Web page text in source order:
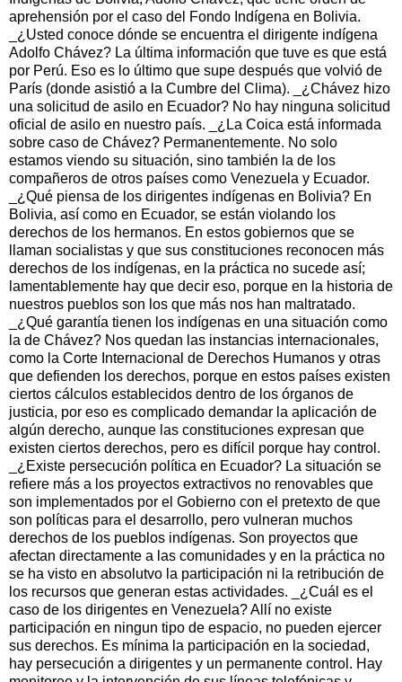
aprehensión por el caso del Fondo Indígena en Bolivia. ​
_¿Usted conoce dónde se encuentra el dirigente indígena
Adolfo Chávez? La última información que tuve es que está
por Perú. Eso es lo último que supe después que volvió de
París (donde asistió a la Cumbre del Clima). _¿Chávez hizo
una solicitud de asilo en Ecuador? No hay ninguna solicitud
oficial de asilo en nuestro país. _¿La Coica está informada
sobre caso de Chávez? Permanentemente. No solo
estamos viendo su situación, sino también la de los
compañeros de otros países como Venezuela y Ecuador.
_¿Qué piensa de los dirigentes indígenas en Bolivia? En
Bolivia, así como en Ecuador, se están violando los
derechos de los hermanos. En estos gobiernos que se
llaman socialistas y que sus constituciones reconocen más
derechos de los indígenas, en la práctica no sucede así;
lamentablemente hay que decir eso, porque en la historia de
nuestros pueblos son los que más nos han maltratado.
_¿Qué garantía tienen los indígenas en una situación como
la de Chávez? Nos quedan las instancias internacionales,
como la Corte Internacional de Derechos Humanos y otras
que defienden los derechos, porque en estos países existen
ciertos cálculos establecidos dentro de los órganos de
justicia, por eso es complicado demandar la aplicación de
algún derecho, aunque las constituciones expresan que
existen ciertos derechos, pero es difícil porque hay control.
_¿Existe persecución política en Ecuador? La situación se
refiere más a los proyectos extractivos no renovables que
son implementados por el Gobierno con el pretexto de que
son políticas para el desarrollo, pero vulneran muchos
derechos de los pueblos indígenas. Son proyectos que
afectan directamente a las comunidades y en la práctica no
se ha visto en absolutvo la participación ni la retribución de
los recursos que generan estas actividades. _¿Cuál es el
caso de los dirigentes en Venezuela? Allí no existe
participación en ningun tipo de espacio, no pueden ejercer
sus derechos. Es mínima la participación en la sociedad,
hay persecución a dirigentes y un permanente control. Hay